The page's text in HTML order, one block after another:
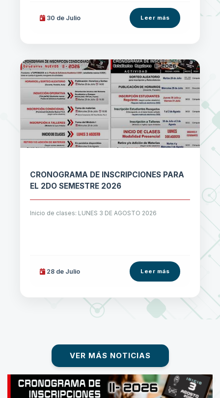
30 de Julio Leer más
CRONOGRAMA DE INSCRIPCIONES PARA
EL 2DO SEMESTRE 2026
Inicio de clases: LUNES 3 DE AGOSTO 2026
28 de Julio Leer más
VER MÁS NOTICIAS